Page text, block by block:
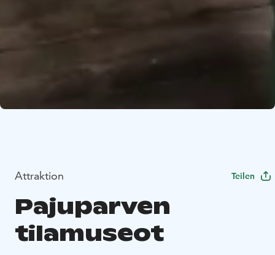
Attraktion Teilen
Pajuparven
tilamuseot